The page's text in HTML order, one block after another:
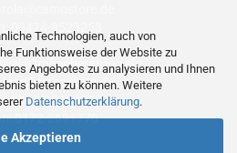
Technologien, auch von
Funktionsweise der Website zu
Angebotes zu analysieren und Ihnen
bieten zu können. Weitere
Datenschutzerklärung.
Akzeptieren
09474-9523253
(Größenberatung etc.)
09474-9523253
0172-8691770